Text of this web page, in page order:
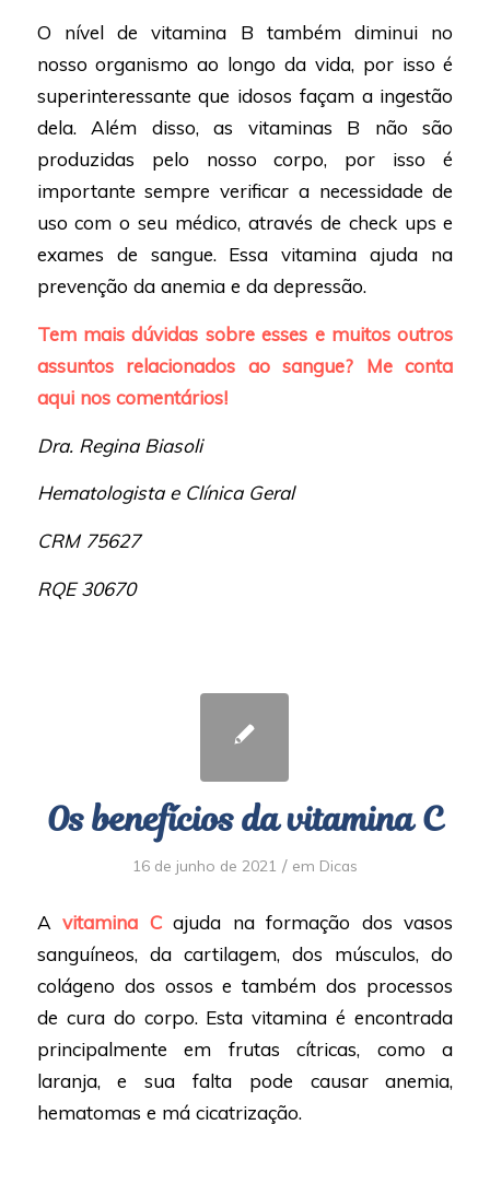
O nível de vitamina B também diminui no
nosso organismo ao longo da vida, por isso é
superinteressante que idosos façam a ingestão
dela. Além disso, as vitaminas B não são
produzidas pelo nosso corpo, por isso é
importante sempre verificar a necessidade de
uso com o seu médico, através de check ups e
exames de sangue. Essa vitamina ajuda na
prevenção da anemia e da depressão.
Tem mais dúvidas sobre esses e muitos outros
assuntos relacionados ao sangue? Me conta
aqui nos comentários!
Dra. Regina Biasoli
Hematologista e Clínica Geral
CRM 75627
RQE 30670
Os benefícios da vitamina C
16 de junho de 2021 / em Dicas
Avitamina Cajuda na formação dos vasos
sanguíneos, da cartilagem, dos músculos, do
colágeno dos ossos e também dos processos
de cura do corpo. Esta vitamina é encontrada
principalmente em frutas cítricas, como a
laranja, e sua falta pode causar anemia,
hematomas e má cicatrização.